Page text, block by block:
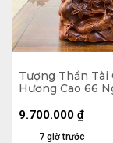
Tượng Thần Tài
Hương Cao 66
7 giờ trước
9.700.000 ₫